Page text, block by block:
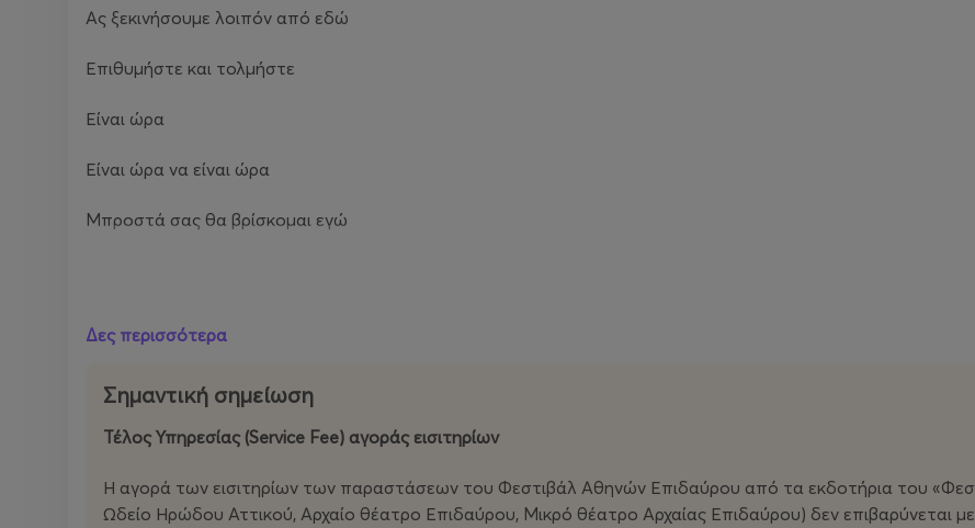
Ας ξεκινήσουμε λοιπόν από εδώ
Επιθυμήστε και τολμήστε
Είναι ώρα
Είναι ώρα να είναι ώρα
Μπροστά σας θα βρίσκομαι εγώ
Χάνσον Καρμπόνε συνεχίζει τη δημιουργική της συνομιλία με το έργο του συγγραφέα, παρουσιάζοντας
σκηνοθέτρια εισχωρεί βαθύτερα στο σύμπαν του Δημητριάδη –ενός συγγραφέα που αξιοποιεί τη δύναμη
Δες περισσότερα
Σημαντική σημείωση
Τέλος Υπηρεσίας (Service Fee) αγοράς εισιτηρίων
Η αγορά των εισιτηρίων των παραστάσεων του Φεστιβάλ Αθηνών Επιδαύρου από τα εκδοτήρια του
Ωδείο Ηρώδου Αττικού, Αρχαίο θέατρο Επιδαύρου, Μικρό θέατρο Αρχαίας Επιδαύρου) δεν επιβαρύνεται